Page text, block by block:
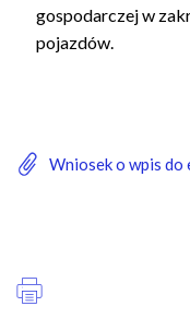
gospodarczej w
pojazdów.
Wniosek o wpis do